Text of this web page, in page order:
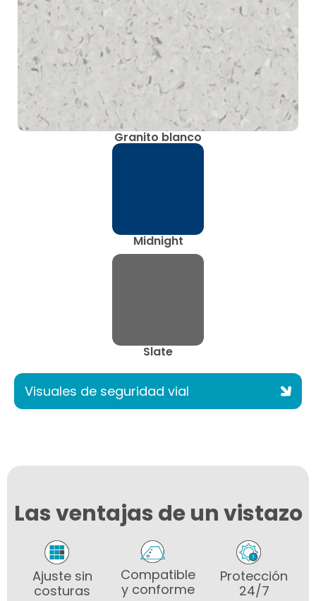
Granito blanco
Midnight
Slate
Visuales de seguridad vial
Las ventajas de un vistazo
Ajuste sin
costuras
Compatible
y conforme
Protección
24/7